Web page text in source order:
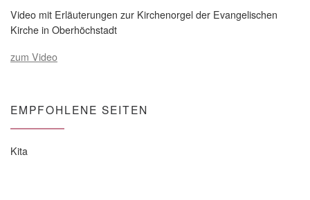
Video mit Erläuterungen zur Kirchenorgel der Evangelischen
Kirche in Oberhöchstadt
zum Video
EMPFOHLENE SEITEN
Kita